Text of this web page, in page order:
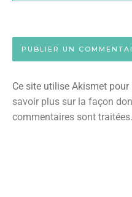
Ce site utilise Akismet
savoir plus sur la façon
commentaires sont traitées.